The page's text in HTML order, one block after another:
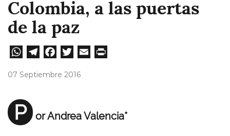
Colombia, a las puertas
de la paz
W
A
pp
Te
m
Fa
07 Septiembre 2016
P or Andrea Valencia*